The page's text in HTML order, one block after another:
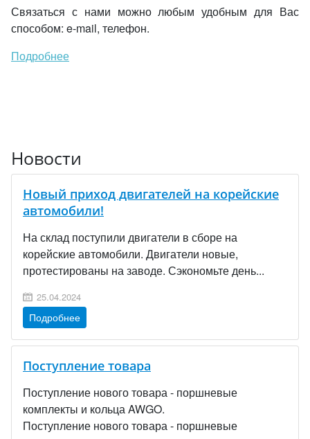
Связаться с нами можно любым удобным для Вас
способом: e-mail, телефон.
Подробнее
Новости
Новый приход двигателей на корейские
автомобили!
На склад поступили двигатели в сборе на
корейские автомобили. Двигатели новые,
протестированы на заводе. Сэкономьте день...
25.04.2024
Подробнее
Поступление товара
Поступление нового товара - поршневые
комплекты и кольца AWGO.
Поступление нового товара - поршневые